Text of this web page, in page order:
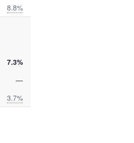
8.8%
7.3%
—
3.7%